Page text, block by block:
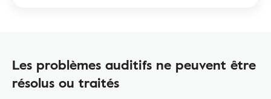
Les problèmes auditifs ne peuvent être
résolus ou traités